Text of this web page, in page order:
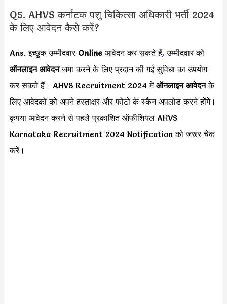
Q5. AHVS कर्नाटक पशु चिकित्सा अधिकारी भर्ती 2024
के लिए आवेदन कैसे करें?
Ans. इच्छुक उम्मीदवार Online आवेदन कर सकते हैं, उम्मीदवार को
ऑनलाइन आवेदनजमा करने के लिए प्रदान की गई सुविधा का उपयोग
कर सकते हैं। AHVS Recruitment 2024 में ऑनलाइन आवेदनके
लिए आवेदकों को अपने हस्ताक्षर और फोटो के स्कैन अपलोड करने होंगे।
कृपया आवेदन करने से पहले प्रकाशित ऑफीशियल AHVS
Karnataka Recruitment 2024 Notification को जरूर चेक
करें।